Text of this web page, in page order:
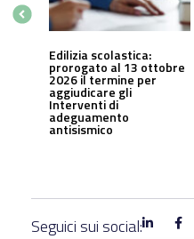
Edilizia scolastica:
prorogato al 13 ottobre
2026 il termine per
aggiudicare gli
Interventi di
adeguamento
antisismico
Seguici sui social: